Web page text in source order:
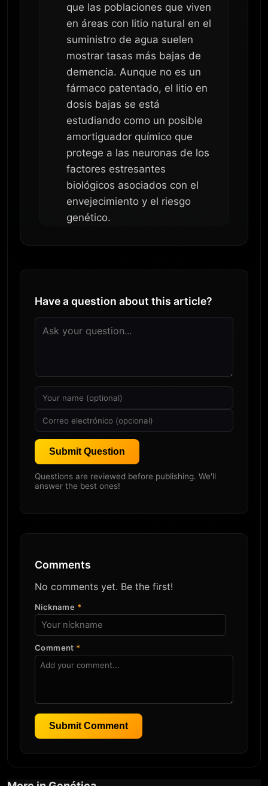
que las poblaciones que viven
en áreas con litio natural en el
suministro de agua suelen
mostrar tasas más bajas de
demencia. Aunque no es un
fármaco patentado, el litio en
dosis bajas se está
estudiando como un posible
amortiguador químico que
protege a las neuronas de los
factores estresantes
biológicos asociados con el
envejecimiento y el riesgo
genético.
Have a question about this article?
Submit Question
Questions are reviewed before publishing. We'll
answer the best ones!
Comments
No comments yet. Be the first!
Nickname *
Comment *
Submit Comment